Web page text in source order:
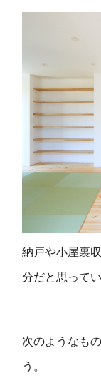
納戸や小屋裏
分だと思って
次のようなも
う。